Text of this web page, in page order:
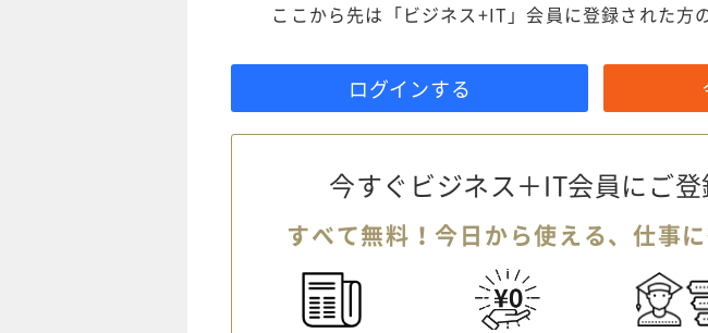
ここから先は「ビジネス+IT」会員に登録された方
ログインする
今すぐビジネス＋IT会員にご登
すべて無料！今日から使える、仕事